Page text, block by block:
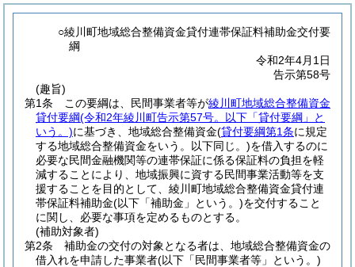
○綾川町地域総合整備資金貸付連帯保証料補助金交付要
綱
令和2年4月1日
告示第58号
(趣旨)
第1条
この要綱は、民間事業者等が綾川町地域総合整備資金
貸付要綱(令和2年綾川町告示第57号。以下「貸付要綱」と
いう。)に基づき、地域総合整備資金(貸付要綱第1条に規定
する地域総合整備資金をいう。以下同じ。)を借入するのに
必要な民間金融機関等の連帯保証に係る保証料の負担を軽
減することにより、地域振興に資する民間事業活動等を支
援することを目的として、綾川町地域総合整備資金貸付連
帯保証料補助金(以下「補助金」という。)を交付すること
に関し、必要な事項を定めるものとする。
(補助対象者)
第2条
補助金の交付の対象となる者は、地域総合整備資金の
借入れを申請した事業者(以下「民間事業者等」という。)